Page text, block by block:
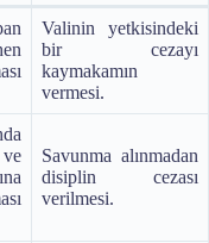
Valinin yetkisindeki
bir cezayı
kaymakamın
vermesi.
Savunma alınmadan
disiplin cezası
verilmesi.